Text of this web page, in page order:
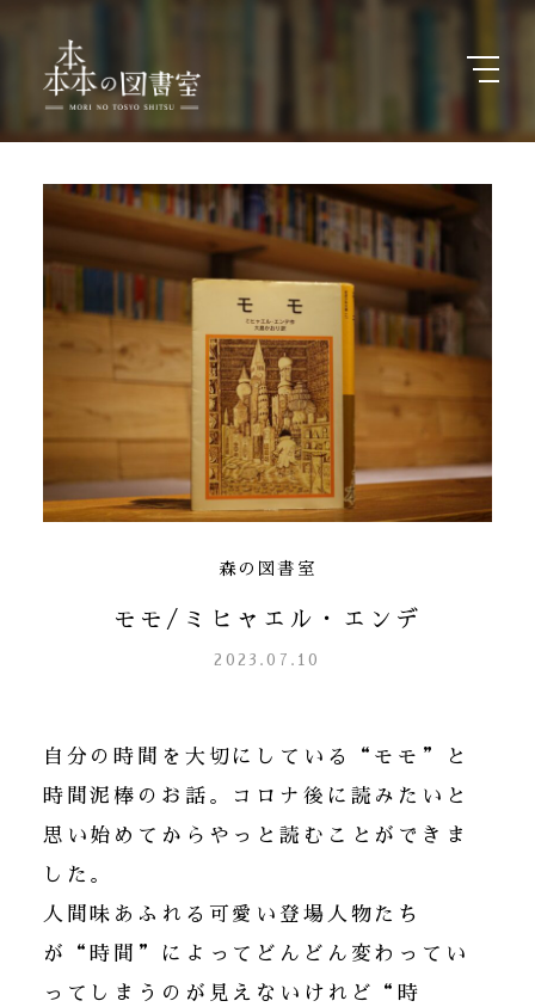
森の図書室
モモ/ミヒャエル・エンデ
2023.07.10
自分の時間を大切にしている“モモ”と
時間泥棒のお話。コロナ後に読みたいと
思い始めてからやっと読むことができま
した。
人間味あふれる可愛い登場人物たち
が“時間”によってどんどん変わってい
ってしまうのが見えないけれど“時